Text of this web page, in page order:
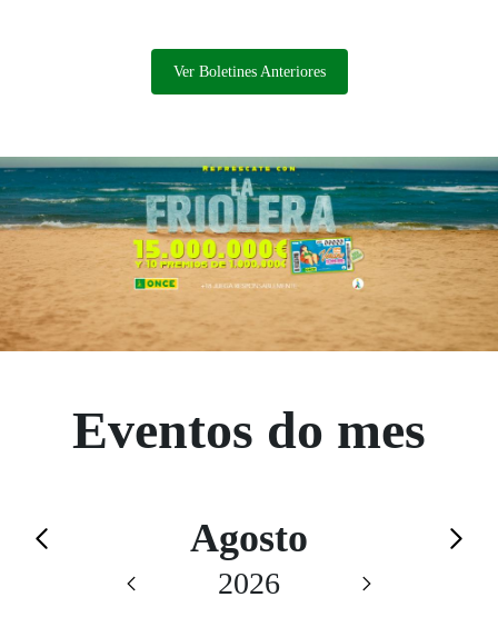
Ver Boletines Anteriores
Eventos do mes
Calendario de Agosto
Saltar el calendario
Agosto
2026